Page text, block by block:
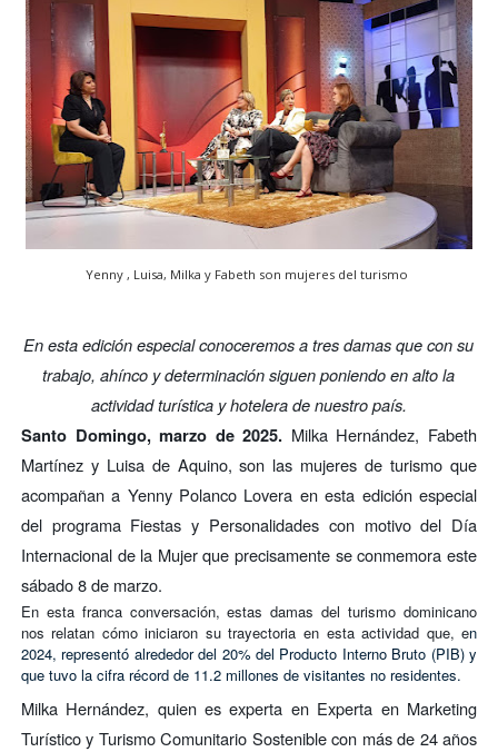
Yenny , Luisa, Milka y Fabeth son mujeres del turismo
En esta edición especial conoceremos a tres damas que con su
trabajo, ahínco y determinación siguen poniendo en alto la
actividad turística y hotelera de nuestro país.
Santo Domingo, marzo de 2025. Milka Hernández, Fabeth
Martínez y Luisa de Aquino, son las mujeres de turismo que
acompañan a Yenny Polanco Lovera en esta edición especial
del programa Fiestas y Personalidades con motivo del Día
Internacional de la Mujer que precisamente se conmemora este
sábado 8 de marzo.
En esta franca conversación, estas damas del turismo dominicano
nos relatan cómo iniciaron su trayectoria en esta actividad que, en
2024, representó alrededor del 20% del Producto Interno Bruto (PIB) y
que tuvo la cifra récord de 11.2 millones de visitantes no residentes.
Milka Hernández, quien es experta en Experta en Marketing
Turístico y Turismo Comunitario Sostenible con más de 24 años